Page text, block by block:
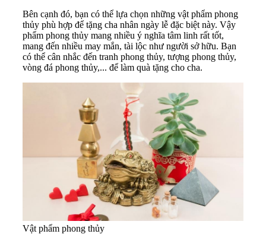
Bên cạnh đó, bạn có thể lựa chọn những vật phẩm phong
thủy phù hợp để tặng cha nhân ngày lễ đặc biệt này. Vậy
phẩm phong thủy mang nhiều ý nghĩa tâm linh rất tốt,
mang đến nhiều may mắn, tài lộc như người sở hữu. Bạn
có thể cân nhắc đến tranh phong thủy, tượng phong thủy,
vòng đá phong thủy,... để làm quà tặng cho cha.
Vật phẩm phong thủy